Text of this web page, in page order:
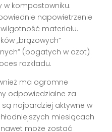
w kompostowniku.
napowietrzenie
materiału.
„brązowych”
(bogatych w azot)
rozkładu.
ma ogromne
odpowiedzialne za
najbardziej aktywne w
miesiącach
może zostać